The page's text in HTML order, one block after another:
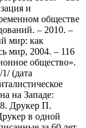
и
обществе
– 2010. –
мир: как
мир, 2004. – 116
общество».
(дата
на Западе:
Друкер П.
в одной